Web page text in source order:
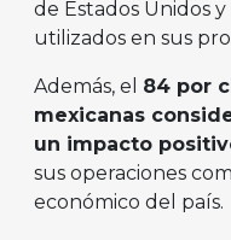
de Estados Unidos
utilizados en sus
Además, el 84 por
mexicanas
un impacto
sus operaciones
económico del país.